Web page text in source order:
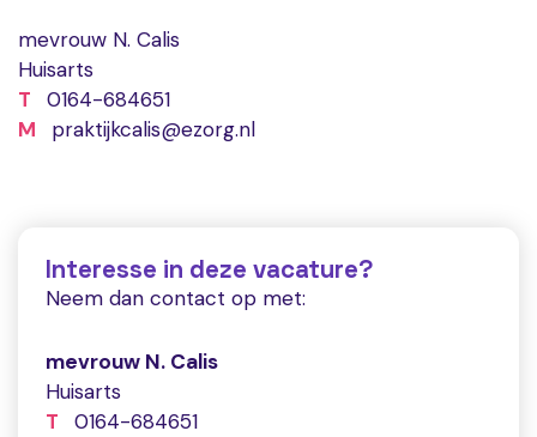
mevrouw N. Calis
Huisarts
T
0164-684651
M
praktijkcalis@ezorg.nl
Interesse in deze vacature?
Neem dan contact op met:
mevrouw N. Calis
Huisarts
T
0164-684651